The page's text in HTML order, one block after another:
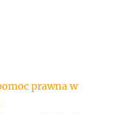
prawna w